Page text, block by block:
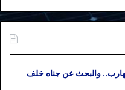
والبحث عن جناه خلف